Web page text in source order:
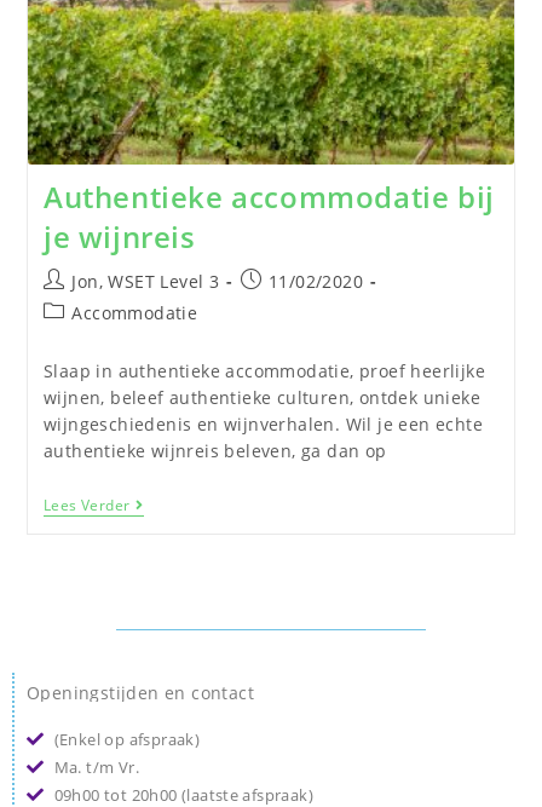
Authentieke accommodatie bij
je wijnreis
Jon, WSET Level 3
11/02/2020
Accommodatie
Slaap in authentieke accommodatie, proef heerlijke
wijnen, beleef authentieke culturen, ontdek unieke
wijngeschiedenis en wijnverhalen. Wil je een echte
authentieke wijnreis beleven, ga dan op
Lees Verder
Openingstijden en contact
(Enkel op afspraak)
Ma. t/m Vr.
09h00 tot 20h00 (laatste afspraak)